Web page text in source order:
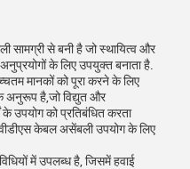
सामग्री से बनी है जो स्थायित्व और
के लिए उपयुक्त बनाता है.
मानकों को पूरा करने के लिए
अनुरूप है,जो विद्युत और
उपयोग को प्रतिबंधित करता
केबल असेंबली उपयोग के लिए
में उपलब्ध है, जिसमें हवाई